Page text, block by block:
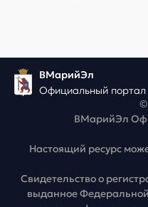
ВМарийЭл
Официальный портал
©
ВМарийЭл
Настоящий ресурс
Свидетельство о
выданное